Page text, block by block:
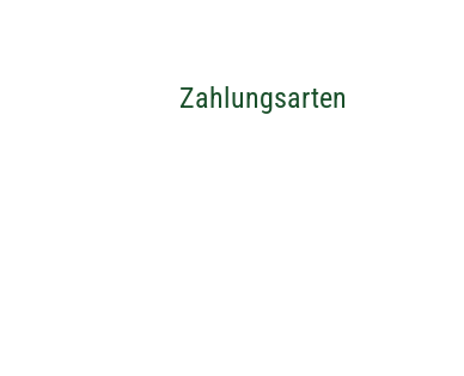
Zahlungsarten